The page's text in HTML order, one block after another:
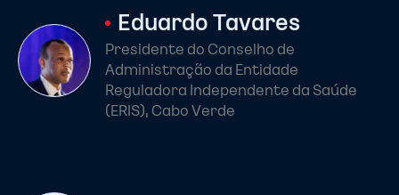
Eduardo Tavares
Presidente do Conselho de
Administração da Entidade
Reguladora Independente da Saúde
(ERIS), Cabo Verde